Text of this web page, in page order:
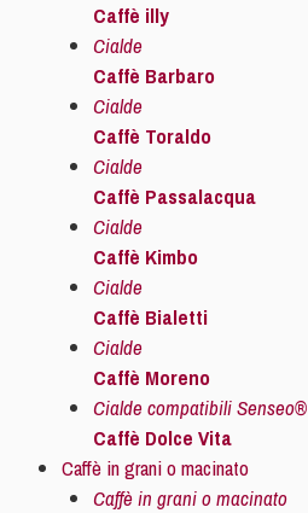
Caffè illy
Cialde
Caffè Barbaro
Cialde
Caffè Toraldo
Cialde
Caffè Passalacqua
Cialde
Caffè Kimbo
Cialde
Caffè Bialetti
Cialde
Caffè Moreno
Cialde compatibili Senseo®
Caffè Dolce Vita
Caffè in grani o macinato
Caffè in grani o macinato